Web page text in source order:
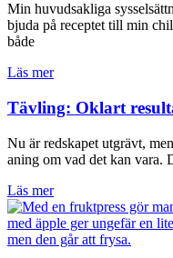
Min huvudsakliga
bjuda på receptet till min
både
Läs mer
Tävling: Oklart
Nu är redskapet utgrävt,
aning om vad det kan vara.
Läs mer